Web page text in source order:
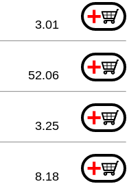
+
3.01
+
52.06
+
3.25
+
8.18